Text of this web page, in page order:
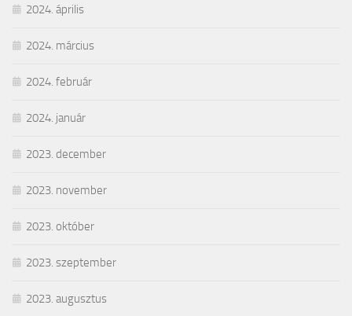
2024. április
2024. március
2024. február
2024. január
2023. december
2023. november
2023. október
2023. szeptember
2023. augusztus